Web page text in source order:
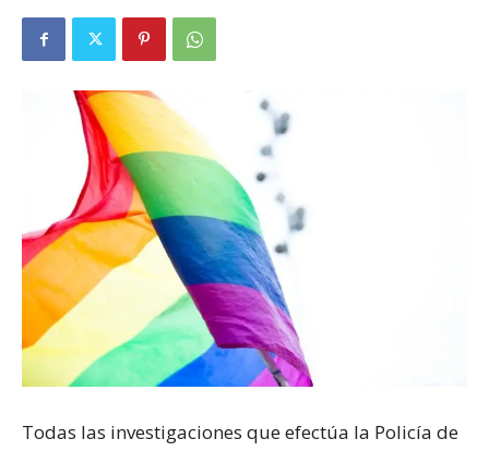
Todas las investigaciones que efectúa la Policía de